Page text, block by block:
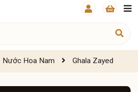
Nước Hoa Nam Ghala Zayed